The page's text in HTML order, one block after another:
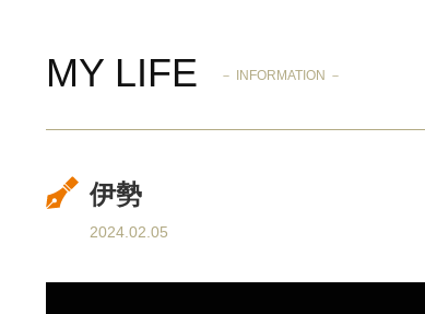
MY LIFE － INFORMATION －
伊勢
2024.02.05